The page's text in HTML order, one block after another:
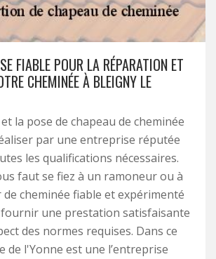
FIABLE POUR LA RÉPARATION ET
CHEMINÉE À BLEIGNY LE
la pose de chapeau de cheminée
par une entreprise réputée
les qualifications nécessaires.
faut se fiez à un ramoneur ou à
cheminée fiable et expérimenté
une prestation satisfaisante
des normes requises. Dans ce
de l'Yonne est une l’entreprise